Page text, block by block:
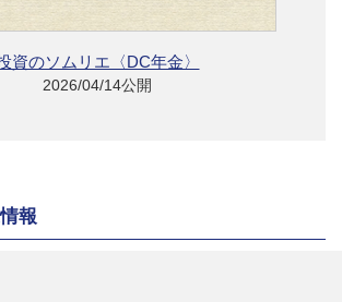
資のソムリエ〈DC年金〉
2026/04/14公開
報